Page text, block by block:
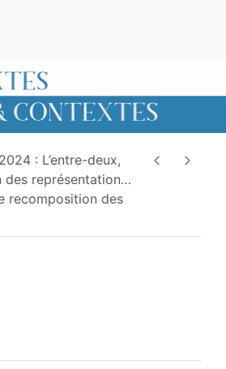
: L’entre-deux,
représentation…
recomposition des